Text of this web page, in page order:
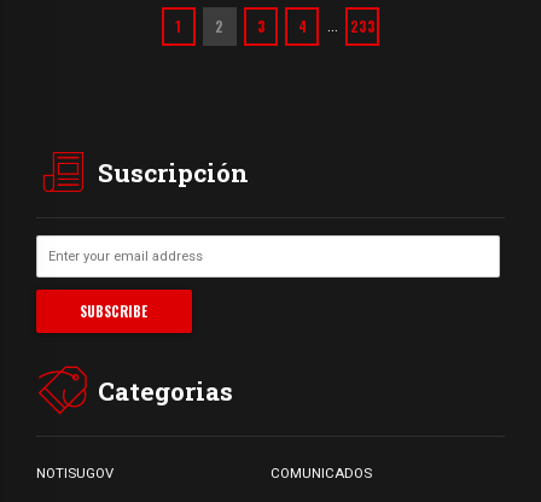
1 2 3 4 233
Suscripción
Categorias
NOTISUGOV COMUNICADOS